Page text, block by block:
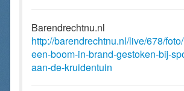
Barendrechtnu.nl
http://barendrechtnu.nl/live/678/
een-boom-in-brand-gestoken-bij-
aan-de-kruidentuin